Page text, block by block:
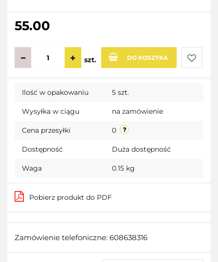
55.00
szt. DO KOSZYKA
Do
Ilość w opakowaniu 5 szt.
Wysyłka w ciągu na zamówienie
Cena przesyłki 0
Dostępność Duża dostępność
Waga 0.15 kg
Pobierz produkt do PDF
Zamówienie telefoniczne: 608638316